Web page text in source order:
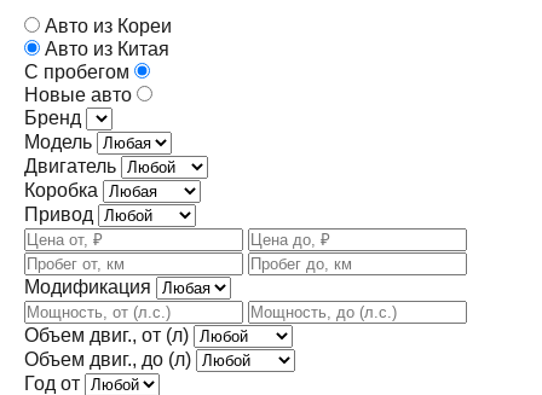
Авто из Кореи
Авто из Китая
С пробегом
Новые авто
Бренд
Модель
Двигатель
Коробка
Привод
Модификация
Объем двиг., от (л)
Объем двиг., до (л)
Год от